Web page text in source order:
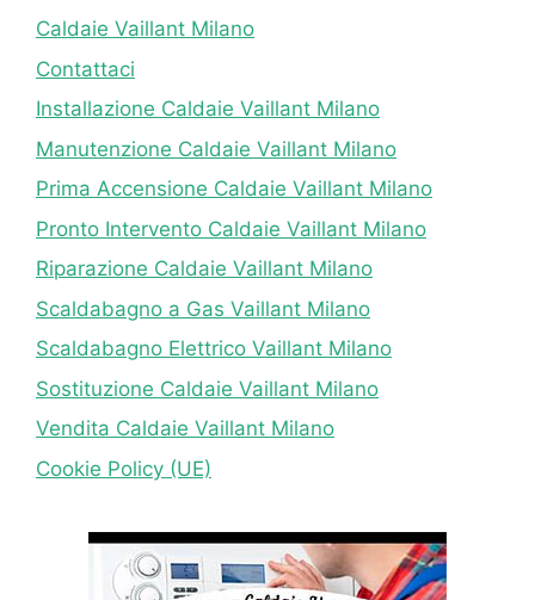
Caldaie Vaillant Milano
Contattaci
Installazione Caldaie Vaillant Milano
Manutenzione Caldaie Vaillant Milano
Prima Accensione Caldaie Vaillant Milano
Pronto Intervento Caldaie Vaillant Milano
Riparazione Caldaie Vaillant Milano
Scaldabagno a Gas Vaillant Milano
Scaldabagno Elettrico Vaillant Milano
Sostituzione Caldaie Vaillant Milano
Vendita Caldaie Vaillant Milano
Cookie Policy (UE)